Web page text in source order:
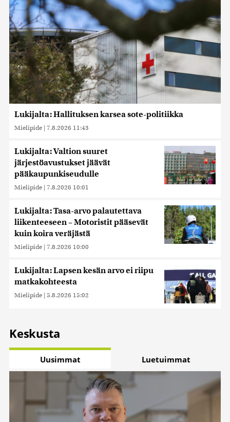
Lukijalta: Hallituksen karsea sote-politiikka
Mielipide | 7.8.2026 11:43
Lukijalta: Valtion suuret
järjestöavustukset jäävät
pääkaupunkiseudulle
Mielipide | 7.8.2026 10:01
Lukijalta: Tasa-arvo palautettava
liikenteeseen – Motoristit pääsevät
kuin koira veräjästä
Mielipide | 7.8.2026 10:00
Lukijalta: Lapsen kesän arvo ei riipu
matkakohteesta
Mielipide | 5.8.2026 15:02
Keskusta
Uusimmat Luetuimmat